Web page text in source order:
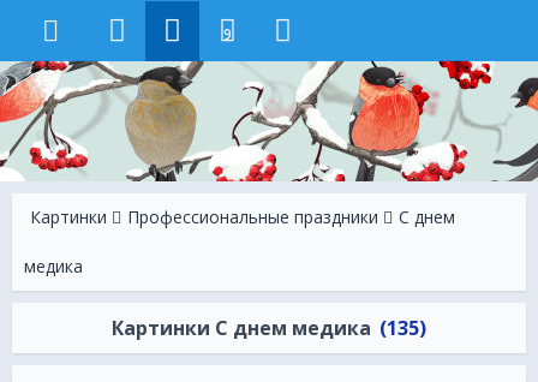
9
Картинки Профессиональные праздники С днем
медика
Картинки С днем медика (135)